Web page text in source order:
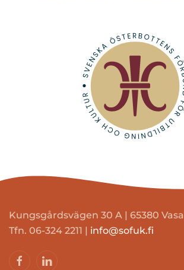
Kungsgårdsvägen 30 A | 65380 Vasa
Tfn. 06-324 2211 | info@sofuk.fi